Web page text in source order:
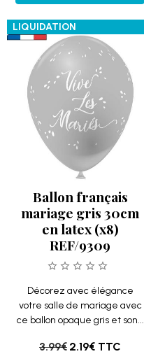
LIQUIDATION
Ballon français
mariage gris 30cm
en latex (x8)
REF/9309
Décorez avec élégance
votre salle de mariage avec
ce ballon opaque gris et son...
3.99€ 2.19€ TTC